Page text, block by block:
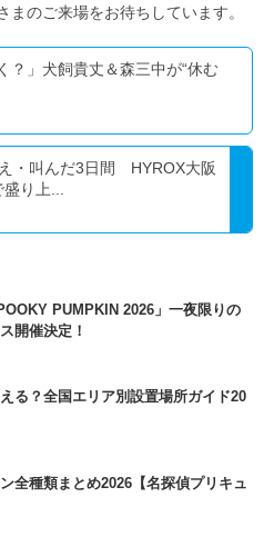
のご来場をお待ちしています。
？」犬飼貴丈＆森三中が“休む
・叫んだ3日間 HYROX大阪
り上...
PUMPKIN 2026」一夜限りの
開催決定！
る？全国エリア別設置場所ガイド20
全種類まとめ2026【名探偵プリキュ